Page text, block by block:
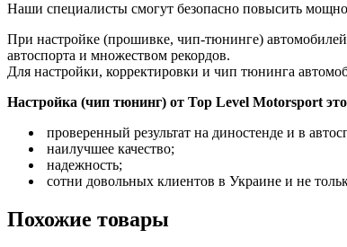
Наши специалисты смогут безопасно повысить
При настройке (прошивке, чип-тюнинге)
автоспорта и множеством рекордов.
Для настройки, корректировки и чип тюнинга
Настройка (чип тюнинг) от Top Level Motorsport
проверенный результат на диностенде и в
наилучшее качество;
надежность;
сотни довольных клиентов в Украине и не
Похожие товары